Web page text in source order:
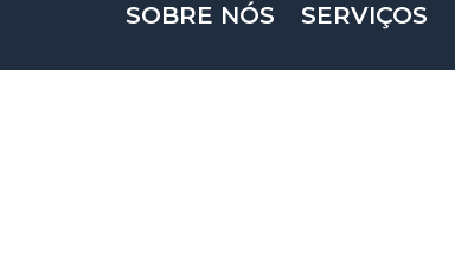
SOBRE NÓS SERVIÇOS